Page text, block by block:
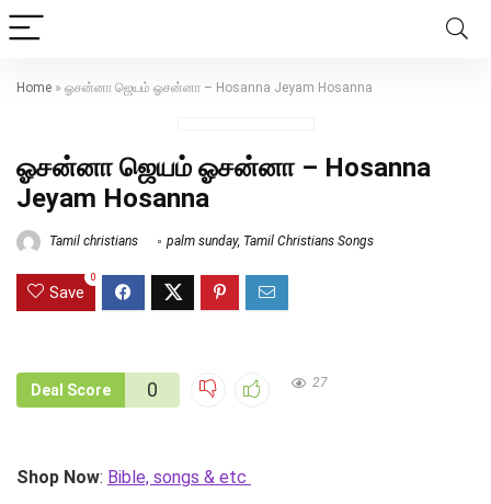
Home » ஓசன்னா ஜெயம் ஓசன்னா – Hosanna Jeyam Hosanna
ஓசன்னா ஜெயம் ஓசன்னா – Hosanna
Jeyam Hosanna
Tamil christians palm sunday, Tamil Christians Songs
Save
0
Deal Score 0 27
Shop Now: Bible, songs & etc